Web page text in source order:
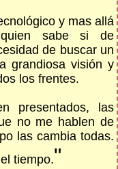
y mas allá
sabe si de
de buscar un
grandiosa visión y
los frentes.
presentados, las
no me hablen de
las cambia todas.
tiempo."